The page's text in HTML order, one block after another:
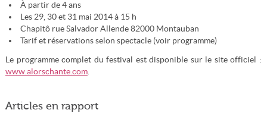
À partir de 4 ans
Les 29, 30 et 31 mai 2014 à 15 h
Chapitô rue Salvador Allende 82000 Montauban
Tarif et réservations selon spectacle (voir programme)
Le programme complet du festival est disponible sur le site officiel :
www.alorschante.com.
Articles en rapport